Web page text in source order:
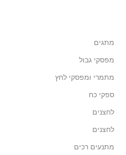
מתגים
מפסקי גבול
מתמרי ומפסקי לחץ
ספקי כח
לחצנים
לחצנים
מתנעים רכים